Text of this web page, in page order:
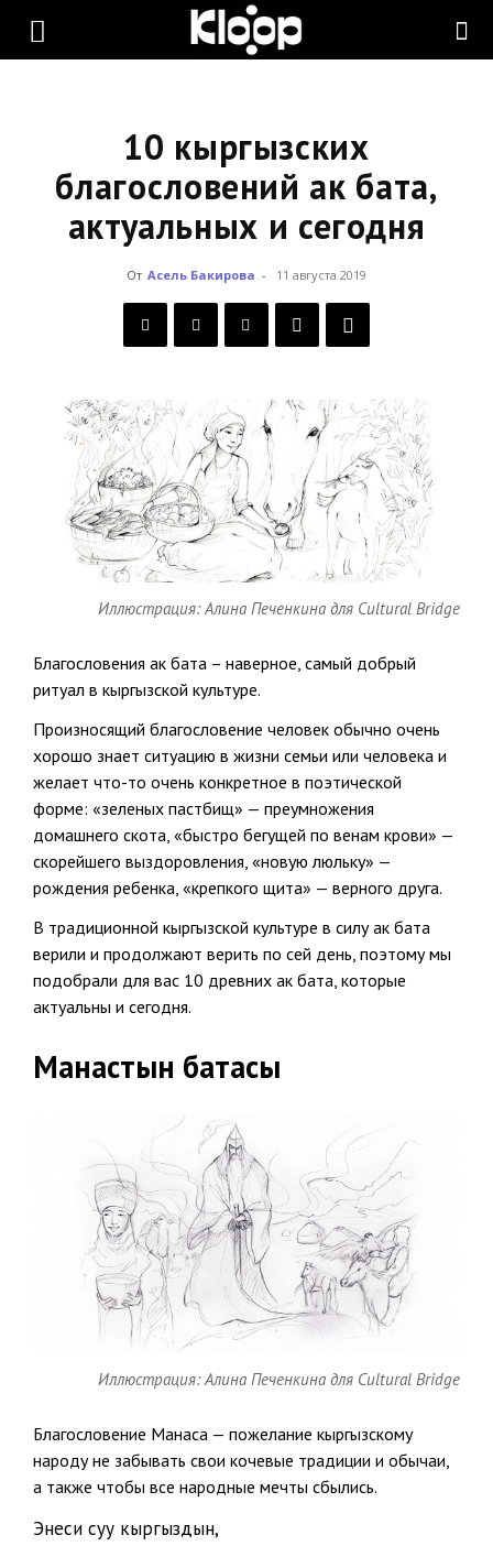
KLOOP.KG
Новости
Кыргызстана
10 кыргызских
благословений ак бата,
актуальных и сегодня
От Асель Бакирова - 11 августа 2019
Иллюстрация: Алина Печенкина для Cultural Bridge
Благословения ак бата – наверное, самый добрый
ритуал в кыргызской культуре.
Произносящий благословение человек обычно очень
хорошо знает ситуацию в жизни семьи или человека и
желает что-то очень конкретное в поэтической
форме: «зеленых пастбищ» — преумножения
домашнего скота, «быстро бегущей по венам крови» —
скорейшего выздоровления, «новую люльку» —
рождения ребенка, «крепкого щита» — верного друга.
В традиционной кыргызской культуре в силу ак бата
верили и продолжают верить по сей день, поэтому мы
подобрали для вас 10 древних ак бата, которые
актуальны и сегодня.
Maнастын батасы
Иллюстрация: Алина Печенкина для Cultural Bridge
Благословение Манаса — пожелание кыргызскому
народу не забывать свои кочевые традиции и обычаи,
а также чтобы все народные мечты сбылись.
Энеси суу кыргыздын,